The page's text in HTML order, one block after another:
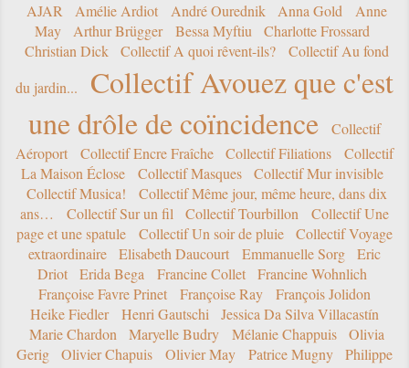
AJAR Amélie Ardiot André Ourednik Anna Gold
Anne
May
Arthur Brügger Bessa Myftiu
Charlotte Frossard
Christian Dick
Collectif A quoi rêvent-ils?
Collectif Au fond
du jardin...
Collectif Avouez que c'est
une drôle de coïncidence
Collectif
Aéroport
Collectif Encre Fraîche Collectif Filiations
Collectif
La Maison Éclose
Collectif Masques
Collectif Mur invisible
Collectif Musica!
Collectif Même jour, même heure, dans dix
ans…
Collectif Sur un fil Collectif Tourbillon
Collectif Une
page et une spatule
Collectif Un soir de pluie
Collectif Voyage
extraordinaire
Elisabeth Daucourt Emmanuelle Sorg
Eric
Driot
Erida Bega Francine Collet
Francine Wohnlich
Françoise Favre Prinet
Françoise Ray
François Jolidon
Heike Fiedler
Henri Gautschi
Jessica Da Silva Villacastín
Marie Chardon
Maryelle Budry Mélanie Chappuis
Olivia
Gerig
Olivier Chapuis Olivier May Patrice Mugny
Philippe